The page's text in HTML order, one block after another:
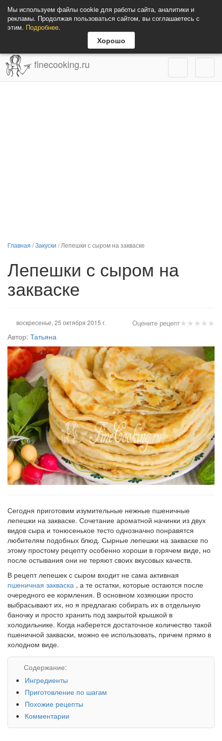
Мы используем файлы cookie для работы сайта, аналитики и
рекламы. Продолжая пользоваться сайтом, вы соглашаетесь с
этим. Подробнее.
Хорошо
finecooking.ru
Главная /Закуски /Лепешки с сыром на закваске
Лепешки с сыром на
закваске
★★★★★
Оцените рецепт
воскресенье, 25 октября 2015 г.
Автор: Татьяна
Сегодня приготовим изумительные нежные пшеничные
лепешки на закваске. Сочетание ароматной начинки из двух
видов сыра и тонюсенькое тесто однозначно понравятся
любителям подобных блюд. Сырные лепешки на закваске по
этому простому рецепту особенно хороши в горячем виде, но
после остывания они не теряют своих вкусовых качеств.
В рецепт лепешек с сыром входит не сама активная
пшеничная закваска , а те остатки, которые остаются после
очередного ее кормления. В основном хозяюшки просто
выбрасывают их, но я предлагаю собирать их в отдельную
баночку и просто хранить под закрытой крышкой в
холодильнике. Когда наберется достаточное количество такой
пшеничной закваски, можно ее использовать, причем прямо в
холодном виде.
Содержание:
Ингредиенты
Приготовление по шагам
Похожие рецепты
Комментарии